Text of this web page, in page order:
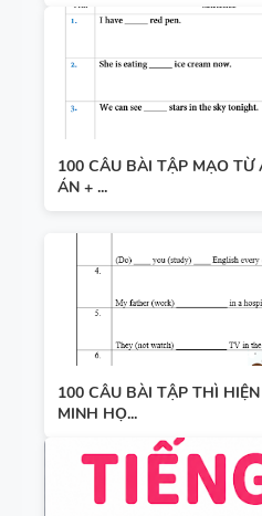
100 CÂU BÀI TẬP MẠO
ÁN + ...
100 CÂU BÀI TẬP THÌ
MINH HỌ...